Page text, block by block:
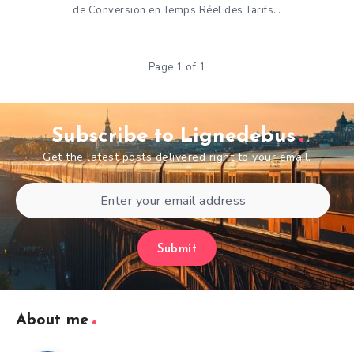
de Conversion en Temps Réel des Tarifs…
Page 1 of 1
Subscribe to Lignedebus
Get the latest posts delivered right to your email.
Submit
About me